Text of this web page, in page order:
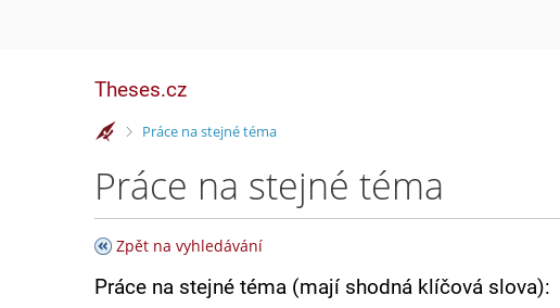
Theses.cz
>Práce na stejné téma
Práce na stejné téma
Zpět na vyhledávání
Práce na stejné téma (mají shodná klíčová slova):